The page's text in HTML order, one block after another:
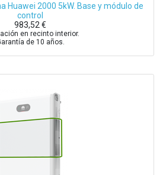
Huawei 2000 5kW. Base y módulo de
control
983,52 €
en recinto interior.
de 10 años.